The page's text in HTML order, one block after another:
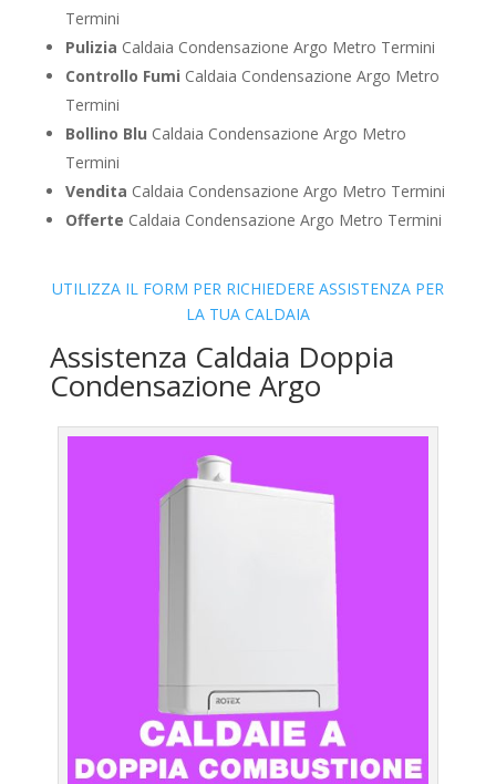
Termini
Pulizia Caldaia Condensazione Argo Metro Termini
Controllo Fumi Caldaia Condensazione Argo Metro
Termini
Bollino Blu Caldaia Condensazione Argo Metro
Termini
Vendita Caldaia Condensazione Argo Metro Termini
Offerte Caldaia Condensazione Argo Metro Termini
UTILIZZA IL FORM PER RICHIEDERE ASSISTENZA PER
LA TUA CALDAIA
Assistenza Caldaia Doppia
Condensazione Argo